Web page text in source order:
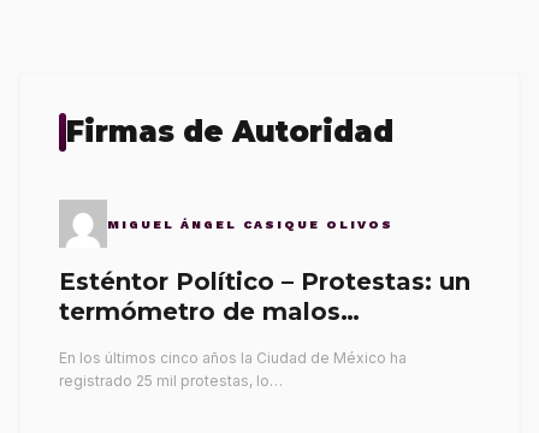
Firmas de Autoridad
MIGUEL ÁNGEL CASIQUE OLIVOS
Esténtor Político – Protestas: un
termómetro de malos
En los últimos cinco años la Ciudad de México ha
registrado 25 mil protestas, lo…